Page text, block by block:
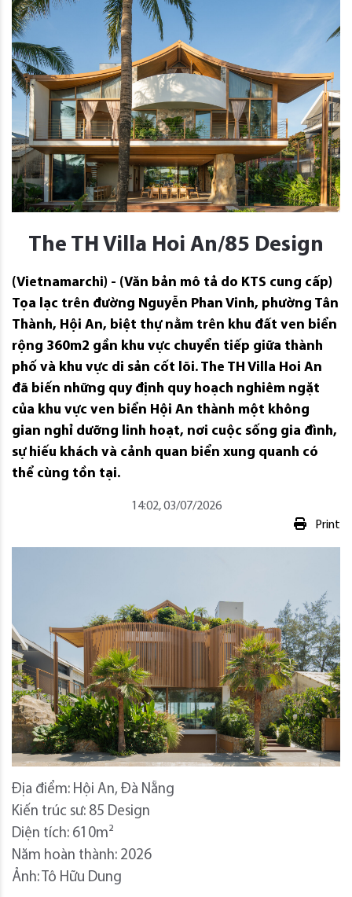
The TH Villa Hoi An/85 Design
(Vietnamarchi) - (Văn bản mô tả do KTS cung cấp)
Tọa lạc trên đường Nguyễn Phan Vinh, phường Tân
Thành, Hội An, biệt thự nằm trên khu đất ven biển
rộng 360m2 gần khu vực chuyển tiếp giữa thành
phố và khu vực di sản cốt lõi. The TH Villa Hoi An
đã biến những quy định quy hoạch nghiêm ngặt
của khu vực ven biển Hội An thành một không
gian nghỉ dưỡng linh hoạt, nơi cuộc sống gia đình,
sự hiếu khách và cảnh quan biển xung quanh có
thể cùng tồn tại.
14:02, 03/07/2026
Print
Địa điểm: Hội An, Đà Nẵng
Kiến trúc sư: 85 Design
Diện tích: 610m²
Năm hoàn thành: 2026
Ảnh: Tô Hữu Dung